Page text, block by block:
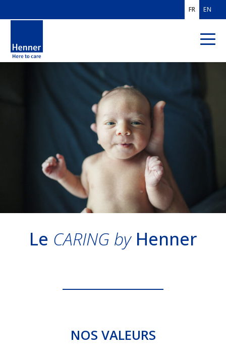
FR EN
NOUS ?
Chiffres clés et implantations
Gouvernance et histoire
Politique et engagements RSE
Valeurs et soutiens
Labels et certifications
Nous rejoindre
Le CARING byHenner
NOS VALEURS